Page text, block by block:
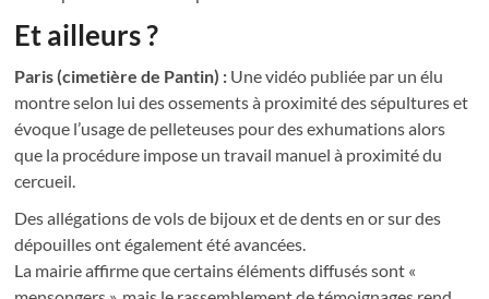
Et ailleurs ?
Paris (cimetière de Pantin) : Une vidéo publiée par un élu
montre selon lui des ossements à proximité des sépultures et
évoque l’usage de pelleteuses pour des exhumations alors
que la procédure impose un travail manuel à proximité du
cercueil.
Des allégations de vols de bijoux et de dents en or sur des
dépouilles ont également été avancées.
La mairie affirme que certains éléments diffusés sont «